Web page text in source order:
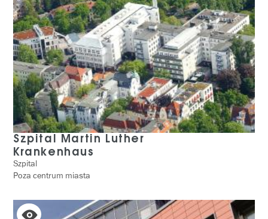
Szpital Martin Luther
Krankenhaus
Szpital
Poza centrum miasta